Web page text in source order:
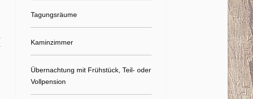
Tagungsräume
Kaminzimmer
Übernachtung mit Frühstück, Teil- oder
Vollpension